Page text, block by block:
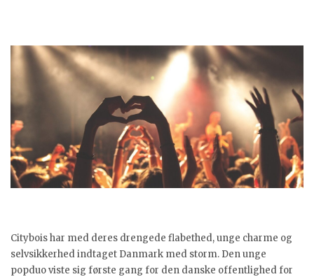
Citybois har med deres drengede flabethed, unge charme og
selvsikkerhed indtaget Danmark med storm. Den unge
popduo viste sig første gang for den danske offentlighed for